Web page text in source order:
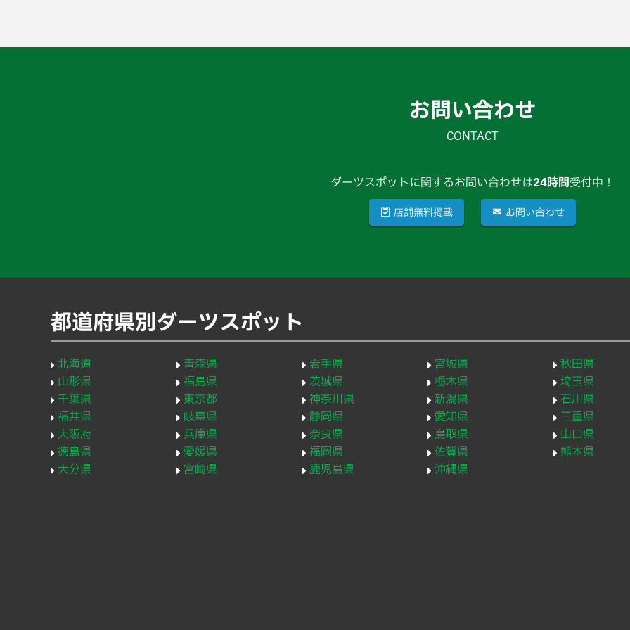
お問い合わせ
CONTACT
ダーツスポットに関するお問い合わせは24時間受付中！
店舗無料掲載 お問い合わせ
都道府県別ダーツスポット
北海道 青森県 岩手県 宮城県
秋田県
山形県
福島県 茨城県 栃木県
埼玉県
千葉県
東京都 神奈川県 新潟県
石川県
福井県
岐阜県 静岡県 愛知県
三重県
大阪府
兵庫県 奈良県 鳥取県
山口県
徳島県
愛媛県 福岡県 佐賀県
熊本県
大分県
宮崎県 鹿児島県 沖縄県